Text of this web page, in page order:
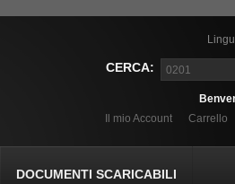
CERCA:
Il mio Account
Carrello
DOCUMENTI SCARICABILI